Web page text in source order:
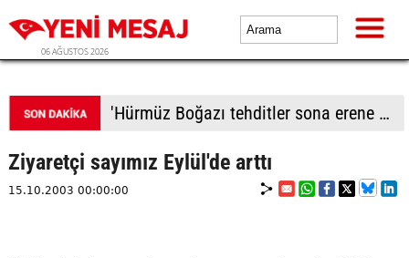
06 AĞUSTOS 2026
Tekirdağ'da kırmızı ışıkta bekleyen tıra çarptı
Ziyaretçi sayımız Eylül'de arttı
15.10.2003 00:00:00